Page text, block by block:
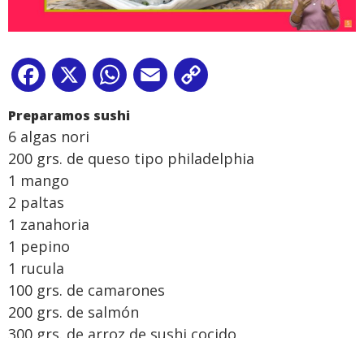
Facebook
X WhatsApp
Email
Preparamos sushi
6 algas nori
200 grs. de queso tipo philadelphia
1 mango
2 paltas
1 zanahoria
1 pepino
1 rucula
100 grs. de camarones
200 grs. de salmón
300 grs. de arroz de sushi cocido